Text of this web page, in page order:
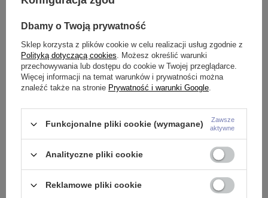
PRZECENA
odkręcany fioletowy - PT-073
PRZECENA
odkręcany pomarańczowy - PT-
Dbamy o Twoją prywatność
Sklep korzysta z plików cookie w celu realizacji usług zgodnie z
Polityką dotyczącą cookies. Możesz określić warunki
przechowywania lub dostępu do cookie w Twojej przeglądarce.
Więcej informacji na temat warunków i prywatności można
znaleźć także na stronie Prywatność i warunki Google.
Funkcjonalne pliki cookie (wymagane)
Zawsze
aktywne
Analityczne pliki cookie
Reklamowe pliki cookie